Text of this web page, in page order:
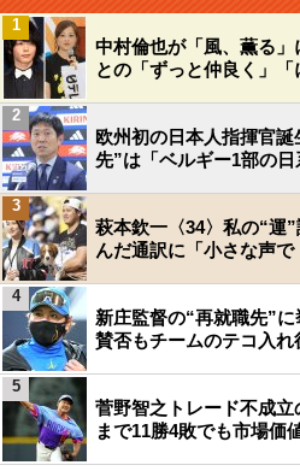
中村倫也が「風、薫る
との「ずっと仲良く」
1
欧州初の日本人指揮官
先”は「ベルギー1部の
2
萩本欽一〈34〉私の“
んだ通訳に「小さな声で
3
新庄監督の“再就職先”
賛否もチームのテコ入
4
菅野智之トレード不成
まで11勝4敗でも市場価
5